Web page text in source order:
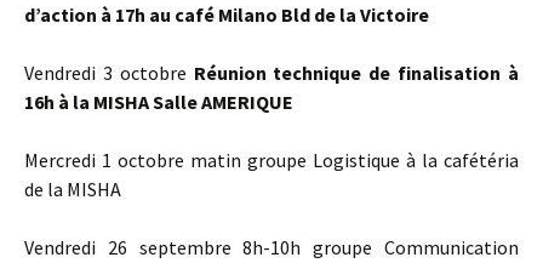
d’action à 17h au café Milano Bld de la Victoire
Vendredi 3 octobre Réunion technique de finalisation à
16h à la MISHA Salle AMERIQUE
Mercredi 1 octobre matin groupe Logistique à la cafétéria
de la MISHA
Vendredi 26 septembre 8h-10h groupe Communication